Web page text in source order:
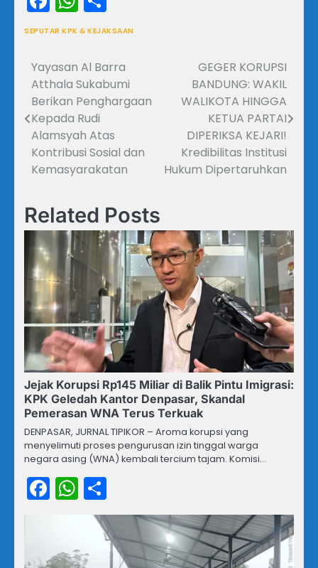
SEPUTAR KPK & KEJAKSAAN
Navigasi
pos
Yayasan Al Barra
Atthala Sukabumi
Berikan Penghargaan
Kepada Rudi
Alamsyah Atas
Kontribusi Sosial dan
Kemasyarakatan
GEGER KORUPSI
BANDUNG: WAKIL
WALIKOTA HINGGA
KETUA PARTAI
DIPERIKSA KEJARI!
Kredibilitas Institusi
Hukum Dipertaruhkan
Related Posts
Jejak Korupsi Rp145 Miliar di Balik Pintu Imigrasi:
KPK Geledah Kantor Denpasar, Skandal
Pemerasan WNA Terus Terkuak
DENPASAR, JURNAL TIPIKOR – Aroma korupsi yang
menyelimuti proses pengurusan izin tinggal warga
negara asing (WNA) kembali tercium tajam. Komisi…
Facebook
WhatsApp